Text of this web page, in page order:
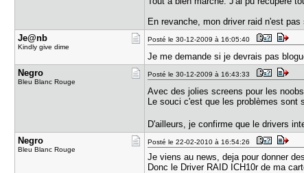
En revanche, mon driver raid n'est
Je@nb
Kindly give dime
Posté le 30-12-2009 à 16:05:40
Je me demande si je devrais pas
Negro
Bleu Blanc Rouge
Posté le 30-12-2009 à 16:43:33
Avec des jolies screens pour les
Le souci c'est que les problèmes sont
D'ailleurs, je confirme que le drivers
Negro
Bleu Blanc Rouge
Posté le 22-02-2010 à 16:54:26
Je viens au news, deja pour donner
Donc le Driver RAID ICH10r de ma